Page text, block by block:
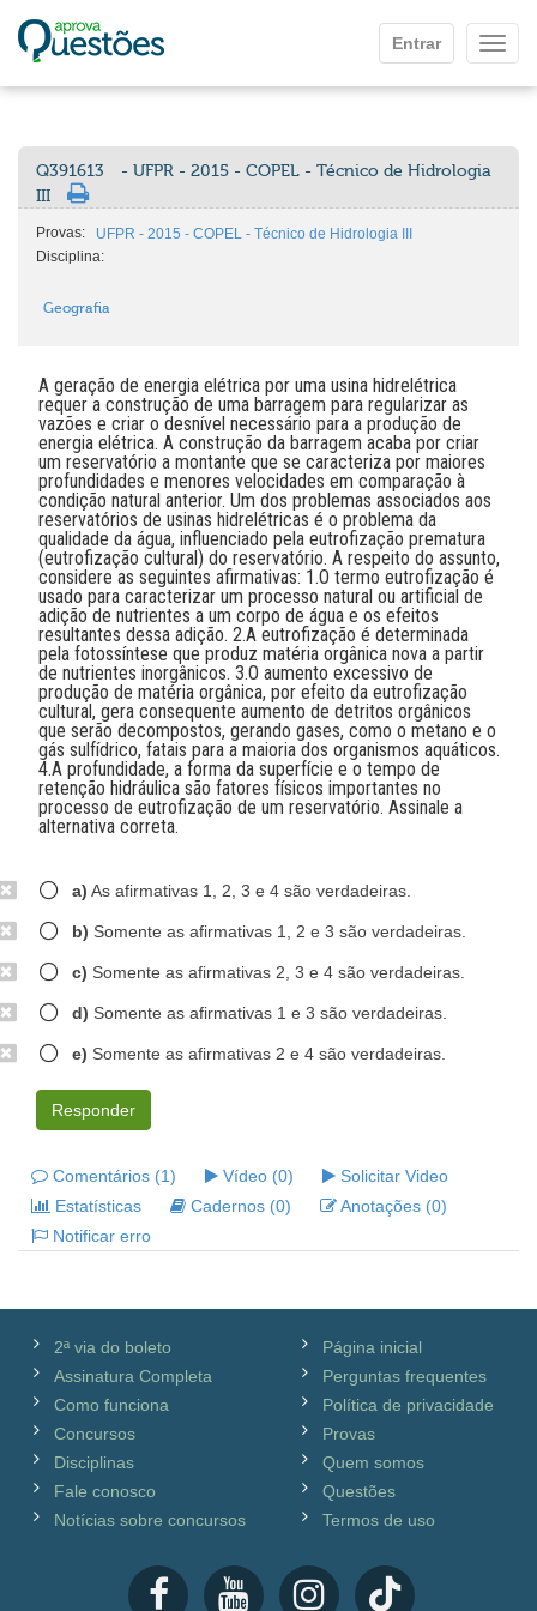
Entrar
Q391613
- UFPR - 2015 - COPEL - Técnico de Hidrologia
III
Provas:
UFPR - 2015 - COPEL - Técnico de Hidrologia III
Disciplina:
Geografia
A geração de energia elétrica por uma usina hidrelétrica
requer a construção de uma barragem para regularizar as
vazões e criar o desnível necessário para a produção de
energia elétrica. A construção da barragem acaba por criar
um reservatório a montante que se caracteriza por maiores
profundidades e menores velocidades em comparação à
condição natural anterior. Um dos problemas associados aos
reservatórios de usinas hidrelétricas é o problema da
qualidade da água, influenciado pela eutrofização prematura
(eutrofização cultural) do reservatório. A respeito do assunto,
considere as seguintes afirmativas: 1.O termo eutrofização é
usado para caracterizar um processo natural ou artificial de
adição de nutrientes a um corpo de água e os efeitos
resultantes dessa adição. 2.A eutrofização é determinada
pela fotossíntese que produz matéria orgânica nova a partir
de nutrientes inorgânicos. 3.O aumento excessivo de
produção de matéria orgânica, por efeito da eutrofização
cultural, gera consequente aumento de detritos orgânicos
que serão decompostos, gerando gases, como o metano e o
gás sulfídrico, fatais para a maioria dos organismos aquáticos.
4.A profundidade, a forma da superfície e o tempo de
retenção hidráulica são fatores físicos importantes no
processo de eutrofização de um reservatório. Assinale a
alternativa correta.
a) As afirmativas 1, 2, 3 e 4 são verdadeiras.
b) Somente as afirmativas 1, 2 e 3 são verdadeiras.
c) Somente as afirmativas 2, 3 e 4 são verdadeiras.
d) Somente as afirmativas 1 e 3 são verdadeiras.
e) Somente as afirmativas 2 e 4 são verdadeiras.
Responder
Comentários (1) Vídeo (0)
Solicitar Video
Estatísticas
Cadernos (0)
Anotações (0)
Notificar erro
2ª via do boleto
Assinatura Completa
Como funciona
Concursos
Disciplinas
Fale conosco
Notícias sobre concursos
Página inicial
Perguntas frequentes
Política de privacidade
Provas
Quem somos
Questões
Termos de uso